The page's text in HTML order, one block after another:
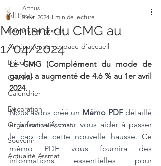
All Posts
Kamishibaï gratuit
Aménager son espace d’accueil
Bricolage
Crochet
Calendrier
Décoration
Organisation Assmat
Souvenir
Actualité Assmat
Montant du CMG au
1/04/2024
Arthus
8 avr. 2024 1 min de lecture
Le CMG (Complément du mode de
garde) a augmenté de 4.6 % au 1er avril
2024.
Nous avons créé un Mémo PDF détaillé
et informatif, pour vous aider à passer
le cap de cette nouvelle hausse. Ce
mémo PDF vous fournira des
informations essentielles pour